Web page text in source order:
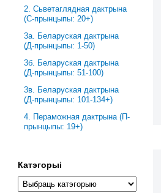
2. Сьветаглядная дактрына
(С-прынцыпы: 20+)
3a. Беларуская дактрына
(Д-прынцыпы: 1-50)
3б. Беларуская дактрына
(Д-прынцыпы: 51-100)
3в. Беларуская дактрына
(Д-прынцыпы: 101-134+)
4. Пераможная дактрына (П-
прынцыпы: 19+)
Катэгорыі